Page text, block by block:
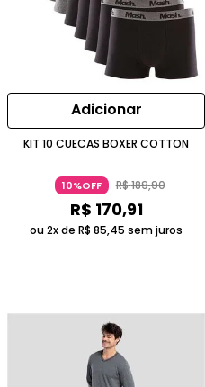
Adicionar
KIT 10 CUECAS BOXER COTTON
10%OFF R$189,90
R$ 170,91
ou 2x deR$ 85,45 sem juros